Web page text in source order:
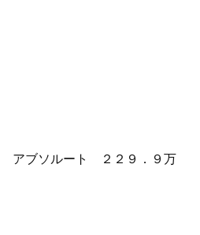
アブソルート ２２９．９万